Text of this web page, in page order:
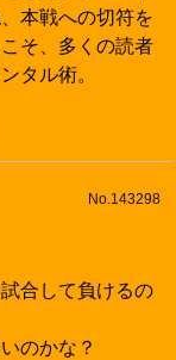
本戦への切符を
そ、多くの読者
タル術。
No.143298
合して負けるの
のかな？